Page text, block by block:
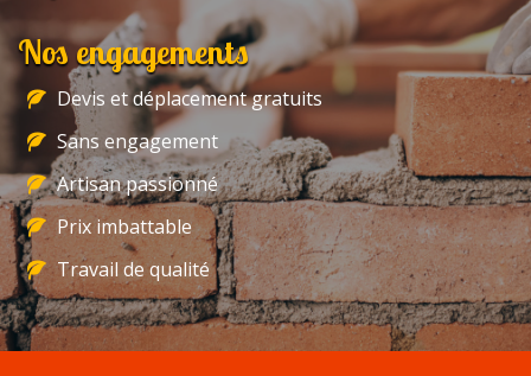
Nos engagements
Devis et déplacement gratuits
Sans engagement
Artisan passionné
Prix imbattable
Travail de qualité